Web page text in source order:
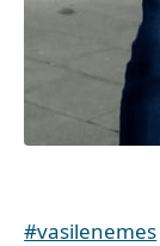
#vasilenemes